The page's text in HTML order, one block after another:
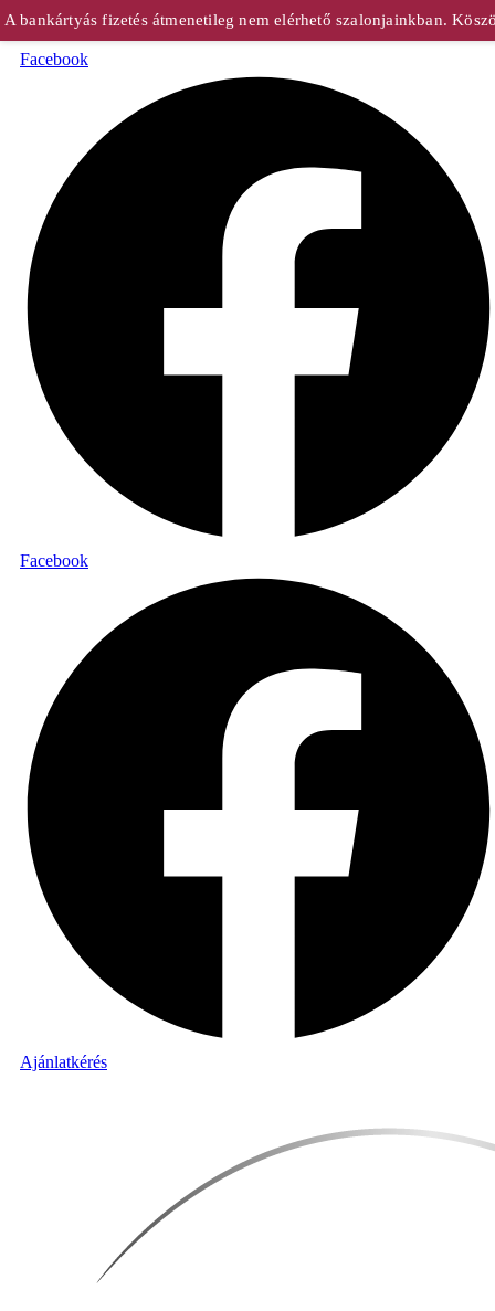
bankártyás fizetés átmenetileg nem elérhető szalonjainkban.
Facebook
Facebook
Ajánlatkérés